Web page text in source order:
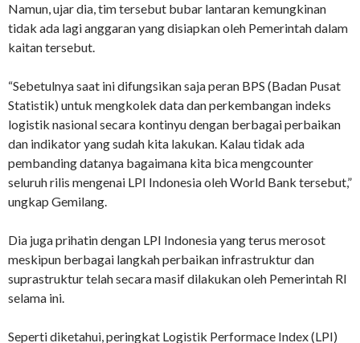
Namun, ujar dia, tim tersebut bubar lantaran kemungkinan
tidak ada lagi anggaran yang disiapkan oleh Pemerintah dalam
kaitan tersebut.
“Sebetulnya saat ini difungsikan saja peran BPS (Badan Pusat
Statistik) untuk mengkolek data dan perkembangan indeks
logistik nasional secara kontinyu dengan berbagai perbaikan
dan indikator yang sudah kita lakukan. Kalau tidak ada
pembanding datanya bagaimana kita bica mengcounter
seluruh rilis mengenai LPI Indonesia oleh World Bank tersebut,”
ungkap Gemilang.
Dia juga prihatin dengan LPI Indonesia yang terus merosot
meskipun berbagai langkah perbaikan infrastruktur dan
suprastruktur telah secara masif dilakukan oleh Pemerintah RI
selama ini.
Seperti diketahui, peringkat Logistik Performace Index (LPI)